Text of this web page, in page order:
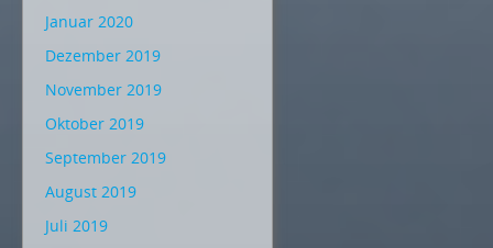
Januar 2020
Dezember 2019
November 2019
Oktober 2019
September 2019
August 2019
Juli 2019